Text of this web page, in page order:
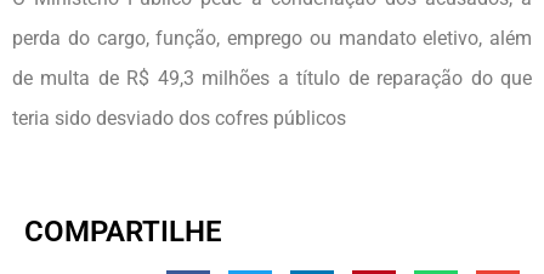
perda do cargo, função, emprego ou mandato eletivo, além
de multa de R$ 49,3 milhões a título de reparação do que
teria sido desviado dos cofres públicos
COMPARTILHE